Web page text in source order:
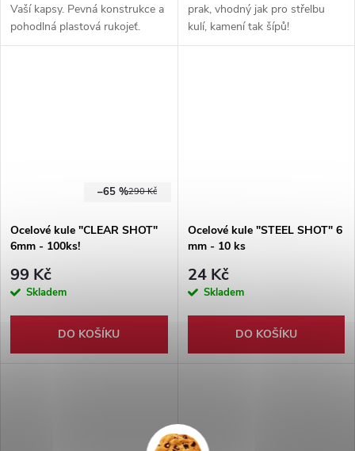
Vaší kapsy. Pevná konstrukce a
pohodlná plastová rukojeť.
Vhodné pro několik druhů
prak, vhodný jak pro střelbu
kulí, kamení tak šípů!
290 Kč
–65 %
Ocelové kule "CLEAR SHOT"
6mm - 100ks!
99 Kč
Skladem
DO KOŠÍKU
Ocelové kule "STEEL SHOT" 6
mm - 10 ks
24 Kč
Skladem
DO KOŠÍKU